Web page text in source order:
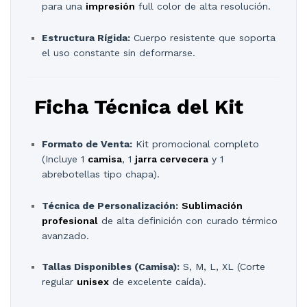
para una impresión full color de alta resolución.
Estructura Rígida: Cuerpo resistente que soporta
el uso constante sin deformarse.
Ficha Técnica del Kit
Formato de Venta: Kit promocional completo
(Incluye 1 camisa, 1 jarra cervecera y 1
abrebotellas tipo chapa).
Técnica de Personalización: Sublimación
profesional de alta definición con curado térmico
avanzado.
Tallas Disponibles (Camisa): S, M, L, XL (Corte
regular unisex de excelente caída).